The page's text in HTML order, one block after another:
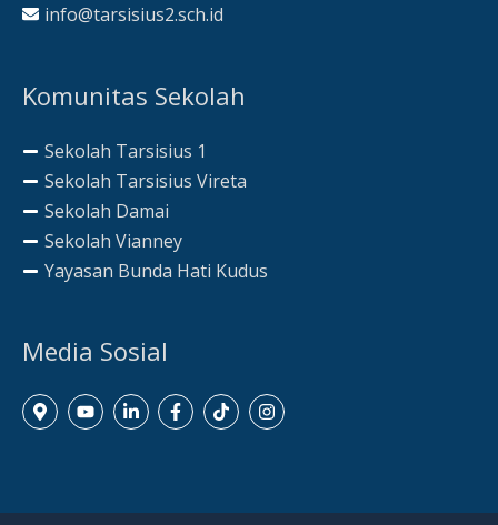
info@tarsisius2.sch.id
Komunitas Sekolah
Sekolah Tarsisius 1
Sekolah Tarsisius Vireta
Sekolah Damai
Sekolah Vianney
Yayasan Bunda Hati Kudus
Media Sosial